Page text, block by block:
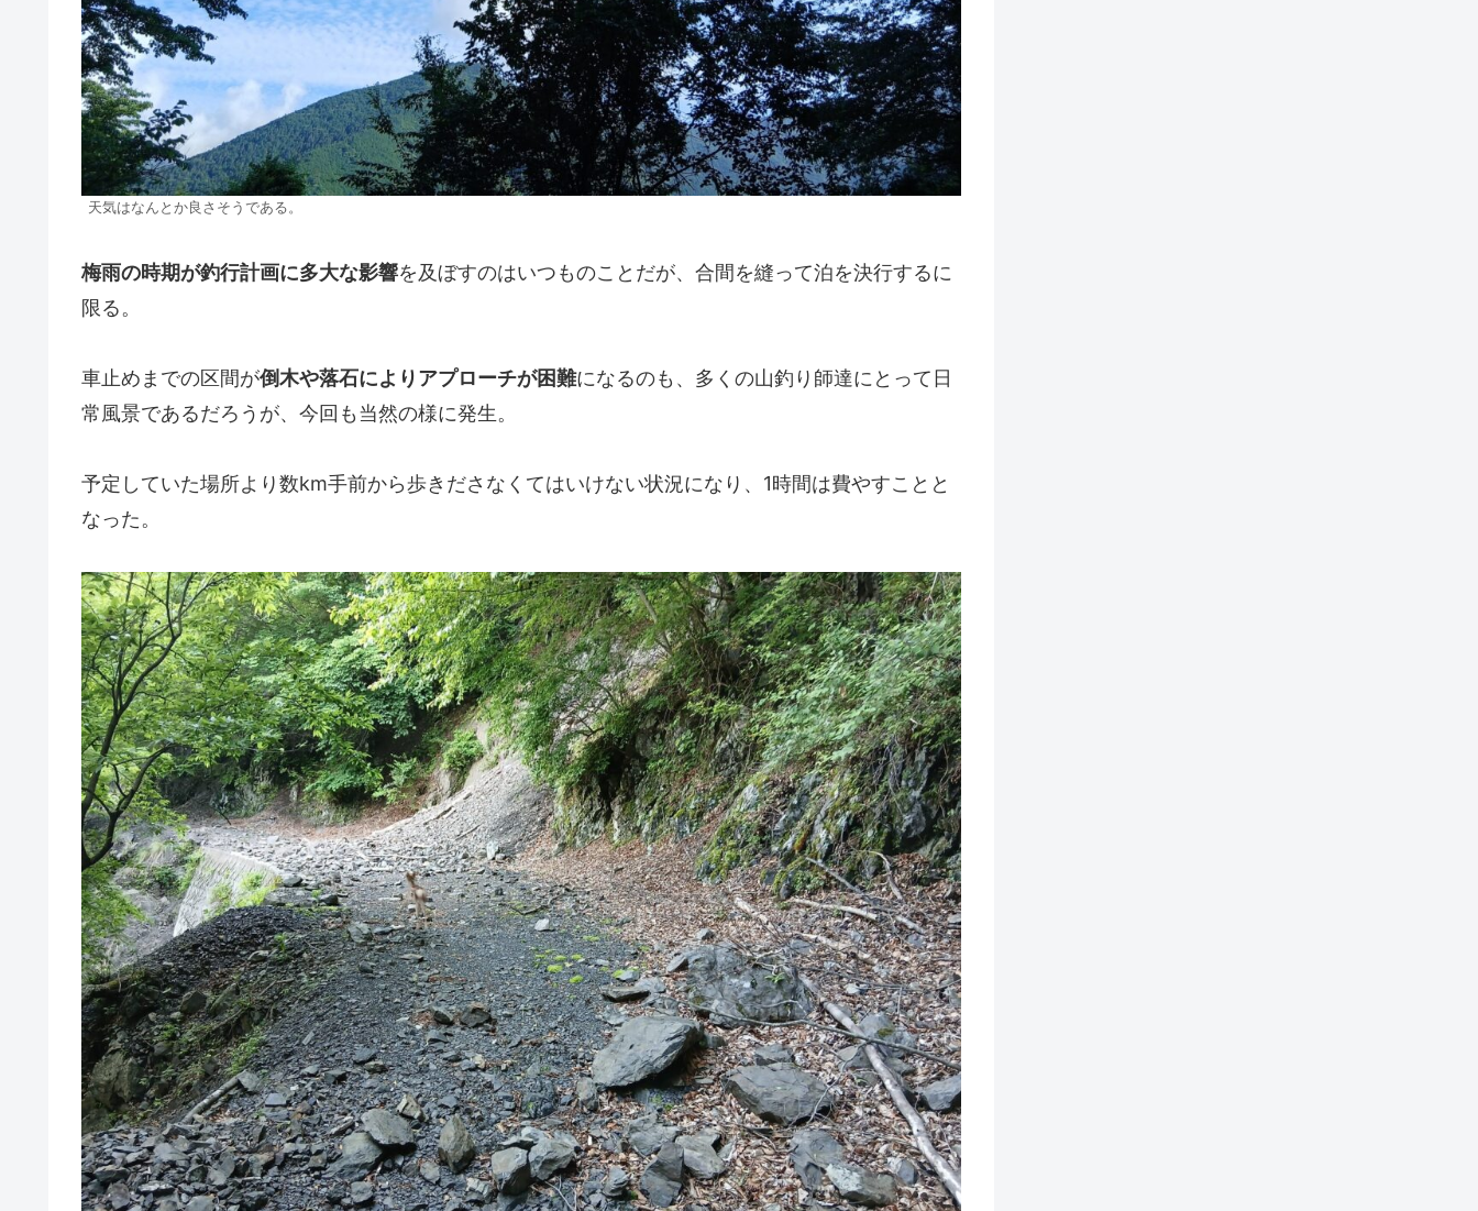
天気はなんとか良さそうである。
梅雨の時期が釣行計画に多大な影響を及ぼすのはいつものことだが、合間を縫って泊を決行するに
限る。
車止めまでの区間が倒木や落石によりアプローチが困難になるのも、多くの山釣り師達にとって日
常風景であるだろうが、今回も当然の様に発生。
予定していた場所より数km手前から歩きださなくてはいけない状況になり、1時間は費やすことと
なった。